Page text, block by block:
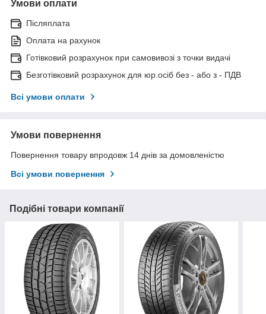
Умови оплати
Післяплата
Оплата на рахунок
Готівковий розрахунок при самовивозі з точки видачі
Безготівковий розрахунок для юр.осіб без - або з - ПДВ
Всі умови оплати
Умови повернення
Повернення товару впродовж 14 днів за домовленістю
Всі умови повернення
Подібні товари компанії